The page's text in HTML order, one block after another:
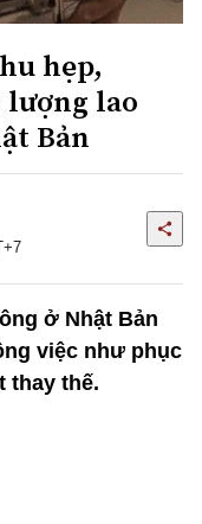
hẹp,
lao
Bản
ở Nhật Bản
việc như phục
thay thế.